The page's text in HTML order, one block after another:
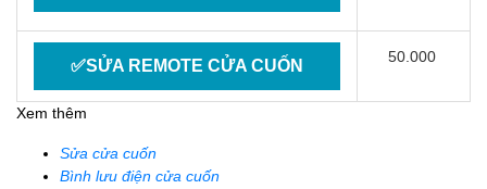
✅SỬA REMOTE CỬA CUỐN 50.000
Xem thêm
Sửa cửa cuốn
Bình lưu điện cửa cuốn